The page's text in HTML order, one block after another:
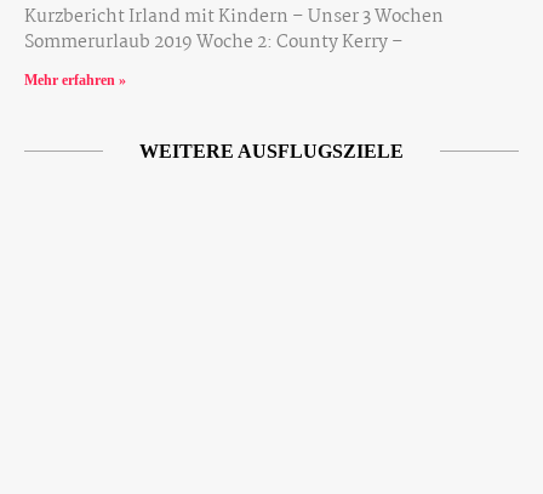
Kurzbericht Irland mit Kindern – Unser 3 Wochen
Sommerurlaub 2019 Woche 2: County Kerry –
Mehr erfahren »
WEITERE AUSFLUGSZIELE